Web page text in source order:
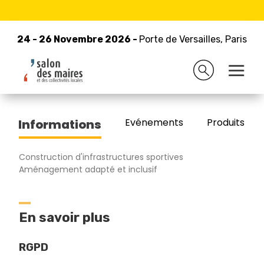
24 - 26 Novembre 2026 - Porte de Versailles, Paris
24 - 26 Novembre 2026 - Porte de Versailles, Paris
Retour à la liste des exposants
MOUVBOX FRANCE
Informations Evénements Produits/
Construction d'infrastructures sportives
Aménagement adapté et inclusif
En savoir plus
RGPD